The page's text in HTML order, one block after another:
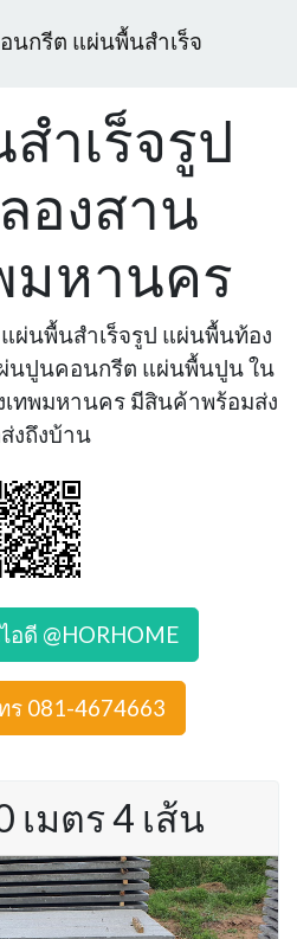
กรีต แผ่นพื้นสำเร็จ
ำเร็จรูป
องสาน
มหานคร
ผ่นพื้นสำเร็จรูป แผ่นพื้นท้อง
นปูนคอนกรีต แผ่นพื้นปูน ใน
ทพมหานคร มีสินค้าพร้อมส่ง
งถึงบ้าน
ดี @HORHOME
ร 081-4674663
เมตร 4 เส้น